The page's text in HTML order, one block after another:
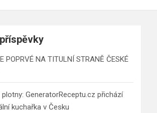
POPRVÉ NA TITULNÍ STRANĚ ČESKÉ
plotny: GeneratorReceptu.cz přichází
kuchařka v Česku